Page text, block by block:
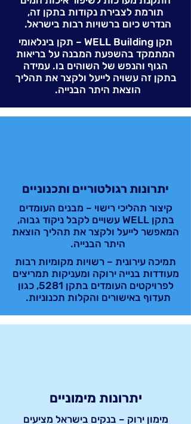
תורמת לצבירת נקודות בתקן זה,
הנדרש כיום ברשויות רבות בישראל.
תקן WELL Building – תקן בינלאומי
המתמקד בהשפעת המבנה על בריאות
הגוף והנפש של השוהים בו. עמידה
בתקן זה עשויה לייעל ולקצר את תהליך
הוצאת היתר הבנייה.
יתרונות רגולטוריים ותכנוניים
קיצור תהליכי רישוי – מבנים העומדים
בתקן WELL עשויים לקבל ניקוד גבוה,
המאפשר לייעל ולקצר את תהליך הוצאת
היתר הבנייה.
תמיכה עירונית – רשויות מקומיות רבות
מעודדות בנייה ירוקה ומעניקות תמריצים
לפרויקטים העומדים בתקן 5281, כגון
תעדוף באישורים והקלות תכנוניות.
יתרונות מימוניים
מימון ירוק – בנקים בישראל מציעים